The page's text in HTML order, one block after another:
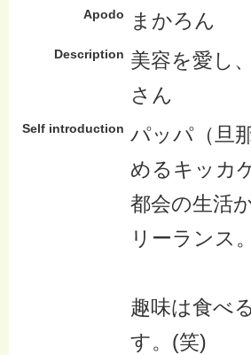
Apodo まかろん
Description 美容を愛し
さん
Self introduction パッパ（旦
めるキッカ
都会の生活
リーランス。
趣味は食べ
す。(笑)